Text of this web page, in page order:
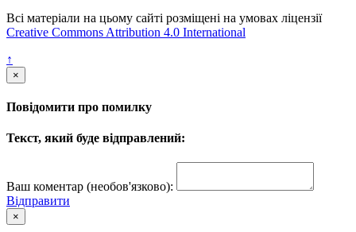
Всі матеріали на цьому сайті розміщені на умовах ліцензії
Creative Commons Attribution 4.0 International
↑
×
Повідомити про помилку
Текст, який буде відправлений:
Ваш коментар (необов'язково):
Відправити
×